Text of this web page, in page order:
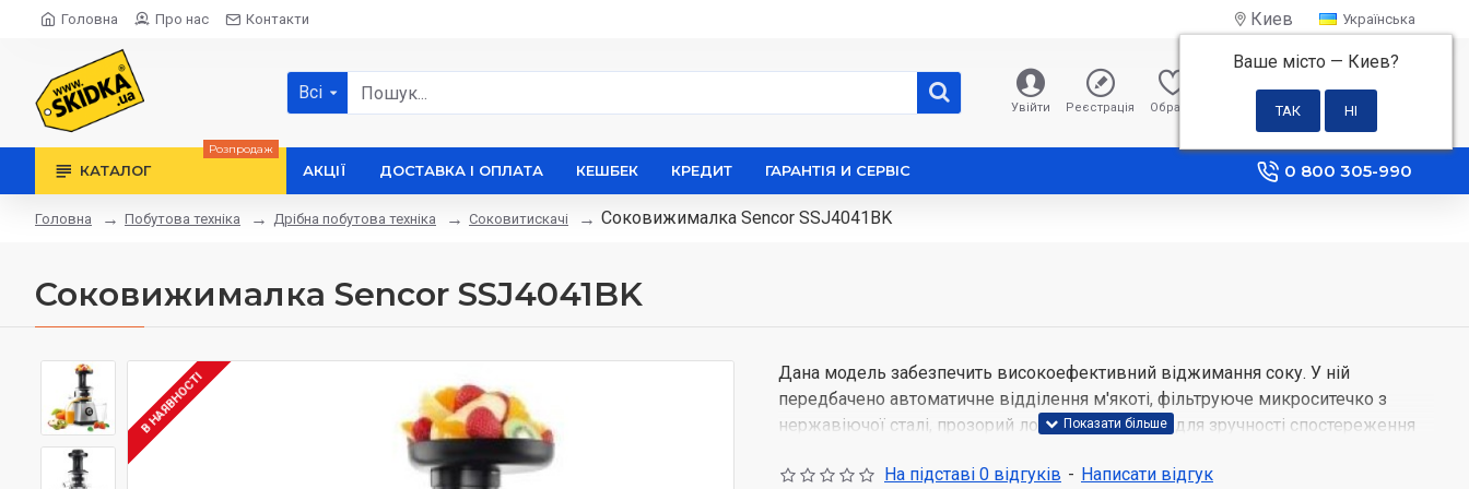
Головна Про нас Контакти Киев
Ваше місто — Киев?
Українська
Всі
Увійти Реєстрація Обране Порівняння
0 грн
КАТАЛОГ
Розпродаж
АКЦІЇ ДОСТАВКА І ОПЛАТА КЕШБЕК КРЕДИТ ГАРАНТІЯ И СЕРВІС 0 800 305-990
Головна Побутова техніка Дрібна побутова техніка Соковитискачі Соковижималка Sencor SSJ4041BK
Соковижималка Sencor SSJ4041BK
В НАЯВНОСТІ
Дана модель забезпечить високоефективний віджимання соку. У ній
передбачено автоматичне відділення м'якоті, фільтруюче микроситечко з
нержавіючої сталі, прозорий лоток віджимання для зручності спостереження
всіх вітамінів і ензимів. Надійний двигун розрахований на 15 хвилин
На підставі 0 відгуків - Написати відгук